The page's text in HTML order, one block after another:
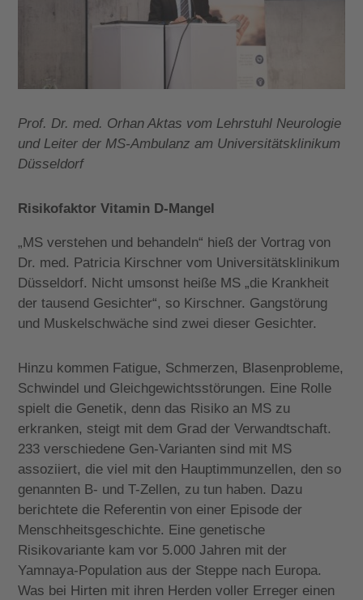
Prof. Dr. med. Orhan Aktas vom Lehrstuhl Neurologie
und Leiter der MS-Ambulanz am Universitätsklinikum
Düsseldorf
Risikofaktor Vitamin D-Mangel
„MS verstehen und behandeln“ hieß der Vortrag von
Dr. med. Patricia Kirschner vom Universitätsklinikum
Düsseldorf. Nicht umsonst heiße MS „die Krankheit
der tausend Gesichter“, so Kirschner. Gangstörung
und Muskelschwäche sind zwei dieser Gesichter.
Hinzu kommen Fatigue, Schmerzen, Blasenprobleme,
Schwindel und Gleichgewichtsstörungen. Eine Rolle
spielt die Genetik, denn das Risiko an MS zu
erkranken, steigt mit dem Grad der Verwandtschaft.
233 verschiedene Gen-Varianten sind mit MS
assoziiert, die viel mit den Hauptimmunzellen, den so
genannten B- und T-Zellen, zu tun haben. Dazu
berichtete die Referentin von einer Episode der
Menschheitsgeschichte. Eine genetische
Risikovariante kam vor 5.000 Jahren mit der
Yamnaya-Population aus der Steppe nach Europa.
Was bei Hirten mit ihren Herden voller Erreger einen